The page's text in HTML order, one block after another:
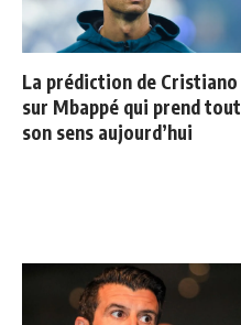
La prédiction de Cristiano
sur Mbappé qui prend tout
son sens aujourd’hui